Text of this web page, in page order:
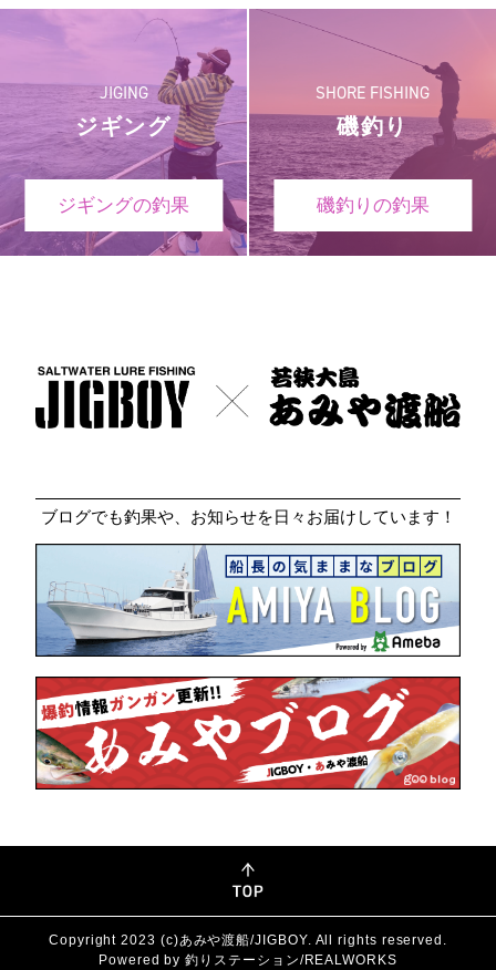
JIGING
ジギング
ジギングの釣果
SHORE FISHING
磯釣り
磯釣りの釣果
ブログでも釣果や、お知らせを日々お届けしています！
Copyright 2023 (c)あみや渡船/JIGBOY. All rights reserved.
Powered by 釣りステーション/REALWORKS